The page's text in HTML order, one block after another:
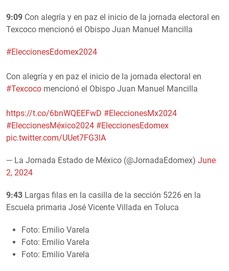
9:09 Con alegría y en paz el inicio de la jornada electoral en
Texcoco mencionó el Obispo Juan Manuel Mancilla
#EleccionesEdomex2024
Con alegría y en paz el inicio de la jornada electoral en
#Texcoco mencionó el Obispo Juan Manuel Mancilla
https://t.co/6bnWQEEFwD #EleccionesMx2024
#EleccionesMéxico2024 #EleccionesEdomex
pic.twitter.com/UUet7FG3lA
— La Jornada Estado de México (@JornadaEdomex) June
2, 2024
9:43 Largas filas en la casilla de la sección 5226 en la
Escuela primaria José Vicente Villada en Toluca
Foto: Emilio Varela
Foto: Emilio Varela
Foto: Emilio Varela